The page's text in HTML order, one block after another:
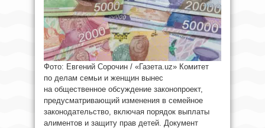
Фото: Евгений Сорочин / «Газета.uz» Комитет
по делам семьи и женщин вынес
на общественное обсуждение законопроект,
предусматривающий изменения в семейное
законодательство, включая порядок выплаты
алиментов и защиту прав детей. Документ